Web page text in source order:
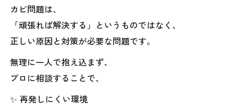
カビ問題は、
「頑張れば解決する」というものではなく、
正しい原因と対策が必要な問題です。
無理に一人で抱え込まず、
プロに相談することで、
✨ 再発しにくい環境